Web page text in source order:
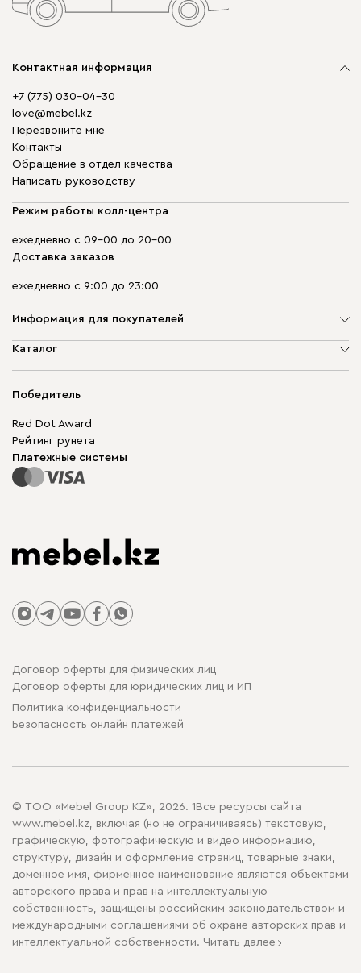
Контактная информация
+7 (775) 030-04-30
love@mebel.kz
Перезвоните мне
Контакты
Обращение в отдел качества
Написать руководству
Режим работы колл-центра
ежедневно с 09-00 до 20-00
Доставка заказов
ежедневно с 9:00 до 23:00
Информация для покупателей
О компании
Гарантия
Для бизнеса
Карта сайта
Каталог
Корпусная мебель
Модульная мебель
Столы и стулья
Победитель
Red Dot Award
Рейтинг рунета
Платежные системы
Договор оферты для физических лиц
Договор оферты для юридических лиц и ИП
Политика конфиденциальности
Безопасность онлайн платежей
© ТОО «Mebel Group KZ», 2026. 1Все ресурсы сайта
www.mebel.kz, включая (но не ограничиваясь) текстовую,
графическую, фотографическую и видео информацию,
структуру, дизайн и оформление страниц, товарные знаки,
доменное имя, фирменное наименование являются объектами
авторского права и прав на интеллектуальную
собственность, защищены российским законодательством и
международными соглашениями об охране авторских прав и
интеллектуальной собственности. Читать далее